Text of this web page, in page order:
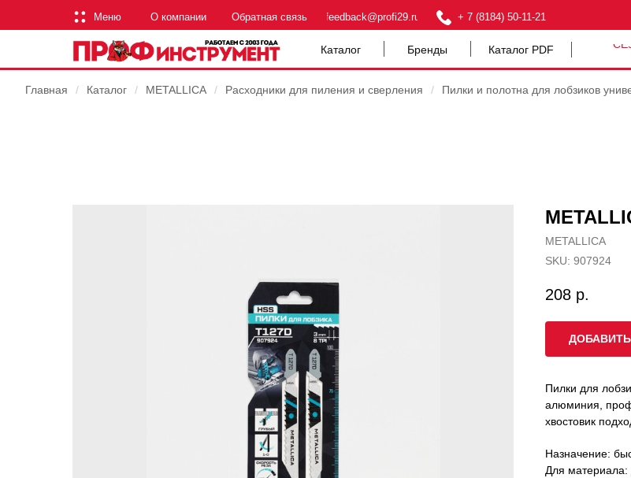
Меню + 7 (8184) 50-11-21
Обратная связь feedback@profi29.ru
О компании
Каталог Бренды Каталог PDF
Главная / Каталог / METALLICA / Расходники для пиления и сверления / Пилки и полотна для лобзиков
METALLICA
SKU: 907924
208 р.
Пилки для
алюминия,
хвостовик
Назначение:
Для